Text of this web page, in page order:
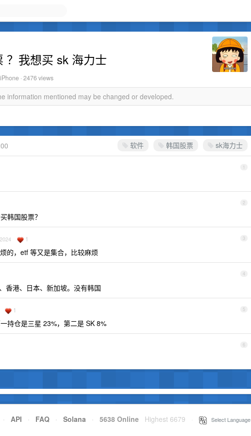
？我想买 sk 海力士
· 2476 views
information mentioned may be changed or developed.
软件 韩国股票 sk海力士
1
2
韩国股票？
3
1
的，etf 等又是集合，比较麻烦
4
香港、日本、新加坡。没有韩国
5
1
持仓是三星 23%，第二是 SK 8%
6
· API · FAQ · Solana · 5638 Online Highest 6679 Select Language